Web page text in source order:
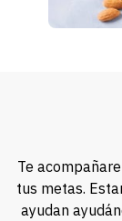
Te
tus metas.
ayudan